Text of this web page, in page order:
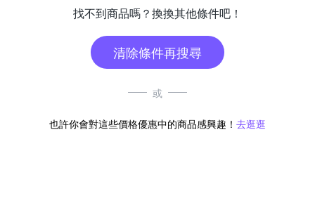
找不到商品嗎？換換其他條件吧！
清除條件再搜尋
或
也許你會對這些價格優惠中的商品感興趣！ 去逛逛